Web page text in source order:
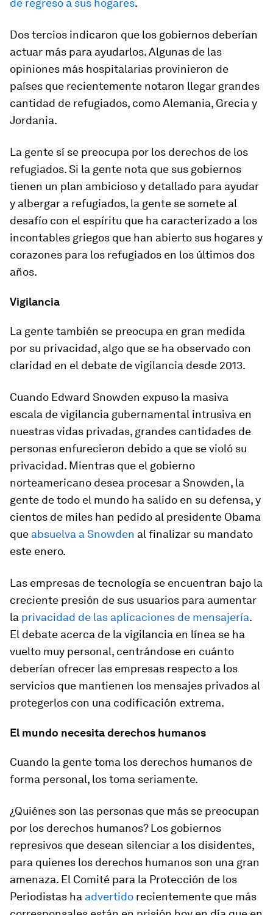
de regreso a sus hogares.
Dos tercios indicaron que los gobiernos deberían
actuar más para ayudarlos. Algunas de las
opiniones más hospitalarias provinieron de
países que recientemente notaron llegar grandes
cantidad de refugiados, como Alemania, Grecia y
Jordania.
La gente sí se preocupa por los derechos de los
refugiados. Si la gente nota que sus gobiernos
tienen un plan ambicioso y detallado para ayudar
y albergar a refugiados, la gente se somete al
desafío con el espíritu que ha caracterizado a los
incontables griegos que han abierto sus hogares y
corazones para los refugiados en los últimos dos
años.
Vigilancia
La gente también se preocupa en gran medida
por su privacidad, algo que se ha observado con
claridad en el debate de vigilancia desde 2013.
Cuando Edward Snowden expuso la masiva
escala de vigilancia gubernamental intrusiva en
nuestras vidas privadas, grandes cantidades de
personas enfurecieron debido a que se violó su
privacidad. Mientras que el gobierno
norteamericano desea procesar a Snowden, la
gente de todo el mundo ha salido en su defensa, y
cientos de miles han pedido al presidente Obama
que absuelva a Snowden al finalizar su mandato
este enero.
Las empresas de tecnología se encuentran bajo la
creciente presión de sus usuarios para aumentar
la privacidad de las aplicaciones de mensajería.
El debate acerca de la vigilancia en línea se ha
vuelto muy personal, centrándose en cuánto
deberían ofrecer las empresas respecto a los
servicios que mantienen los mensajes privados al
protegerlos con una codificación extrema.
El mundo necesita derechos humanos
Cuando la gente toma los derechos humanos de
forma personal, los toma seriamente.
¿Quiénes son las personas que más se preocupan
por los derechos humanos? Los gobiernos
represivos que desean silenciar a los disidentes,
para quienes los derechos humanos son una gran
amenaza. El Comité para la Protección de los
Periodistas ha advertido recientemente que más